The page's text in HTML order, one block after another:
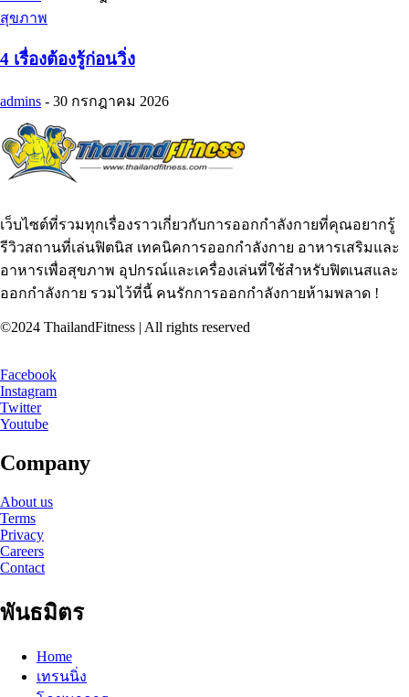
สุขภาพ
4 เรื่องต้องรู้ก่อนวิ่ง
admins - 30 กรกฎาคม 2026
เว็บไซต์ที่รวมทุกเรื่องราวเกี่ยวกับการออกกำลังกายที่คุณอยากรู้
รีวิวสถานที่เล่นฟิตนิส เทคนิคการออกกำลังกาย อาหารเสริมและ
อาหารเพื่อสุขภาพ อุปกรณ์และเครื่องเล่นที่ใช้สำหรับฟิตเนสและ
ออกกำลังกาย รวมไว้ที่นี้ คนรักการออกกำลังกายห้ามพลาด !
©2024 ThailandFitness | All rights reserved
Facebook
Instagram
Twitter
Youtube
Company
About us
Terms
Privacy
Careers
Contact
พันธมิตร
Home
เทรนนิ่ง